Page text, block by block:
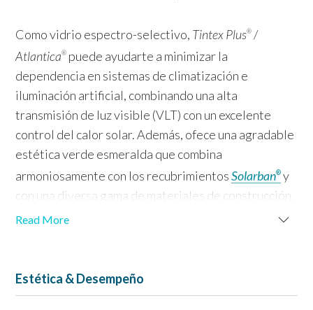
Como vidrio espectro-selectivo, Tintex Plus® /
Atlantica® puede ayudarte a minimizar la
dependencia en sistemas de climatización e
iluminación artificial, combinando una alta
transmisión de luz visible (VLT) con un excelente
control del calor solar. Además, ofece una agradable
estética verde esmeralda que combina
armoniosamente con los recubrimientosSolarban® y
con una diversa gama de materiales de construcción.
Read More
Estética & Desempeño